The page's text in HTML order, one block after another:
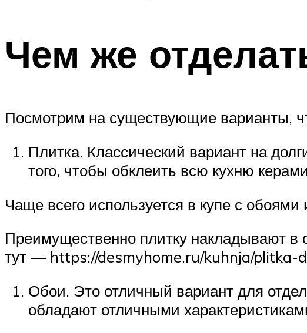
Чем же
Посмотрим на существующие варианты,
Плитка. Классический вариант на
того, чтобы обклеить всю кухню
Чаще всего используется в купе с
Преимущественно плитку накладывают в
тут — https://desmyhome.ru/kuhnja/
Обои. Это отличный вариант для
обладают отличными